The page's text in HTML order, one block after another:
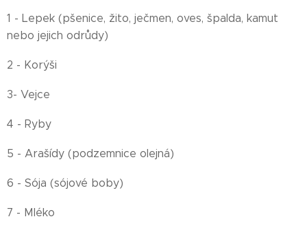
1 - Lepek (pšenice, žito, ječmen, oves, špalda, kamut
nebo jejich odrůdy)
2 - Korýši
3- Vejce
4 - Ryby
5 - Arašídy (podzemnice olejná)
6 - Sója (sójové boby)
7 - Mléko